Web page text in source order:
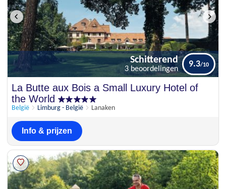
Schitterend
3 beoordelingen
9.3
La Butte aux Bois a Small Luxury Hotel of
the World
België Limburg - België Lanaken
Schitterend
3 beoordelingen
9.3
Info & prijzen